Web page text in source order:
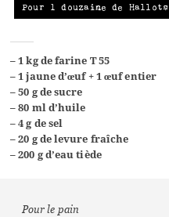
Pour 1 douzaine de Hallots
– 1 kg de farine T 55
– 1 jaune d’œuf + 1 œuf entier
– 50 g de sucre
– 80 ml d’huile
– 4 g de sel
– 20 g de levure fraîche
– 200 g d’eau tiède
Pour le pain